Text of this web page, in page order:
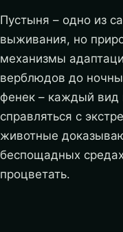
Пустыня – одно из
выживания, но
механизмы
верблюдов до
фенек – каждый вид
справляться с
животные
беспощадных
процветать.